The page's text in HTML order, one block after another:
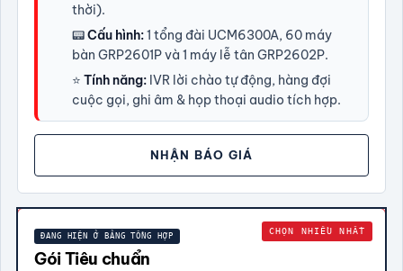
thời).
📟Cấu hình:1 tổng đài UCM6300A, 60 máy
bàn GRP2601P và 1 máy lễ tân GRP2602P.
⭐ Tính năng: IVR lời chào tự động, hàng đợi
cuộc gọi, ghi âm & họp thoại audio tích hợp.
NHẬN BÁO GIÁ
CHỌN NHIỀU NHẤT
ĐANG HIỆN Ở BẢNG TỔNG HỢP
Gói Tiêu chuẩn